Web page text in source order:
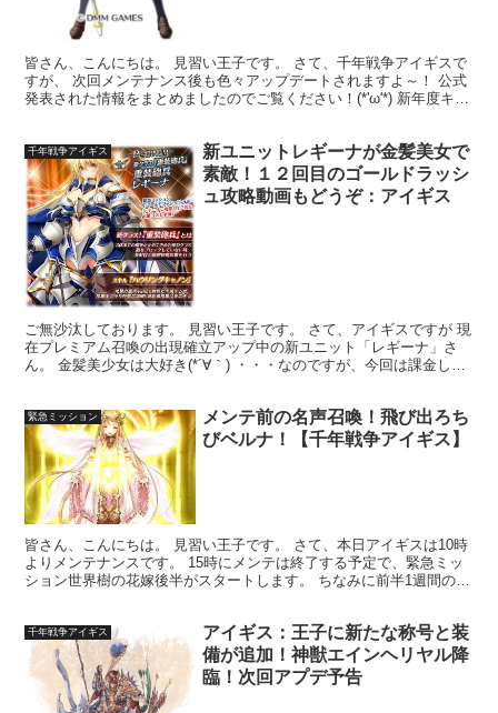
皆さん、こんにちは。 見習い王子です。 さて、千年戦争アイギスで
すが、 次回メンテナンス後も色々アップデートされますよ～！ 公式
発表された情報をまとめましたのでご覧ください！(*'ω'*) 新年度キャ
千年戦争アイギス
新ユニットレギーナが金髪美女で
素敵！１２回目のゴールドラッシ
ュ攻略動画もどうぞ：アイギス
ご無沙汰しております。 見習い王子です。 さて、アイギスですが 現
在プレミアム召喚の出現確立アップ中の新ユニット「レギーナ」さ
ん。 金髪美少女は大好き(*´∀｀) ・・・なのですが、今回は課金しま
緊急ミッション
メンテ前の名声召喚！飛び出ろち
びベルナ！【千年戦争アイギス】
皆さん、こんにちは。 見習い王子です。 さて、本日アイギスは10時
よりメンテナンスです。 15時にメンテは終了する予定で、緊急ミッ
ション世界樹の花嫁後半がスタートします。 ちなみに前半1週間の私
千年戦争アイギス
アイギス：王子に新たな称号と装
備が追加！神獣エインヘリヤル降
臨！次回アプデ予告